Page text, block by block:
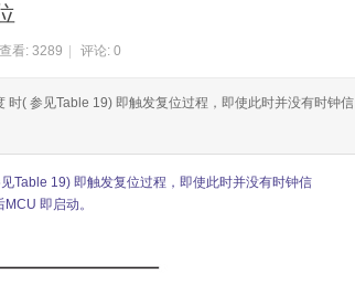
查看: 3289 评论: 0
( 参见Table 19) 即触发复位过程，即使此时并没有时钟信
Table 19) 即触发复位过程，即使此时并没有时钟信
即启动。